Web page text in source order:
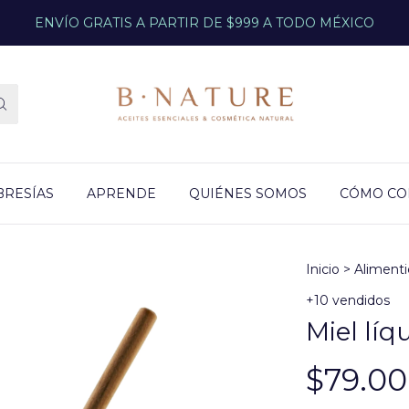
ENVÍO GRATIS A PARTIR DE $999 A TODO MÉXICO
APRENDE QUIÉNES SOMOS CÓMO
Inicio >
+10 vendidos
Miel
$79.00